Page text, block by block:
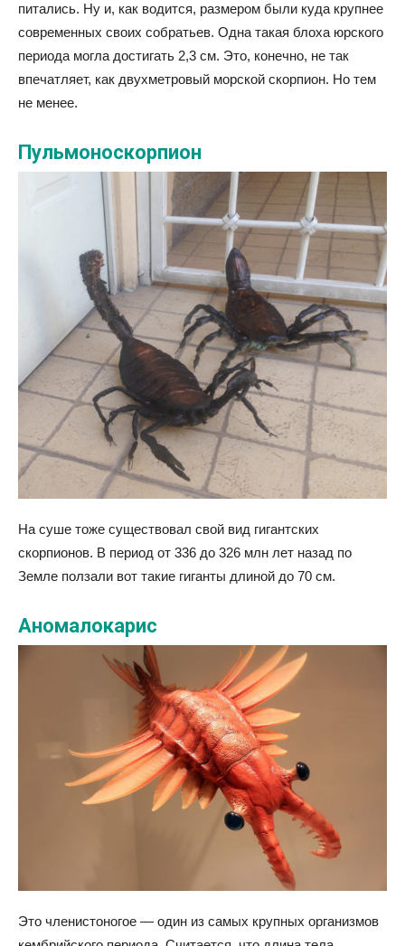
питались. Ну и, как водится, размером были куда крупнее
современных своих собратьев. Одна такая блоха юрского
периода могла достигать 2,3 см. Это, конечно, не так
впечатляет, как двухметровый морской скорпион. Но тем
не менее.
Пульмоноскорпион
На суше тоже существовал свой вид гигантских
скорпионов. В период от 336 до 326 млн лет назад по
Земле ползали вот такие гиганты длиной до 70 см.
Аномалокарис
Это членистоногое — один из самых крупных организмов